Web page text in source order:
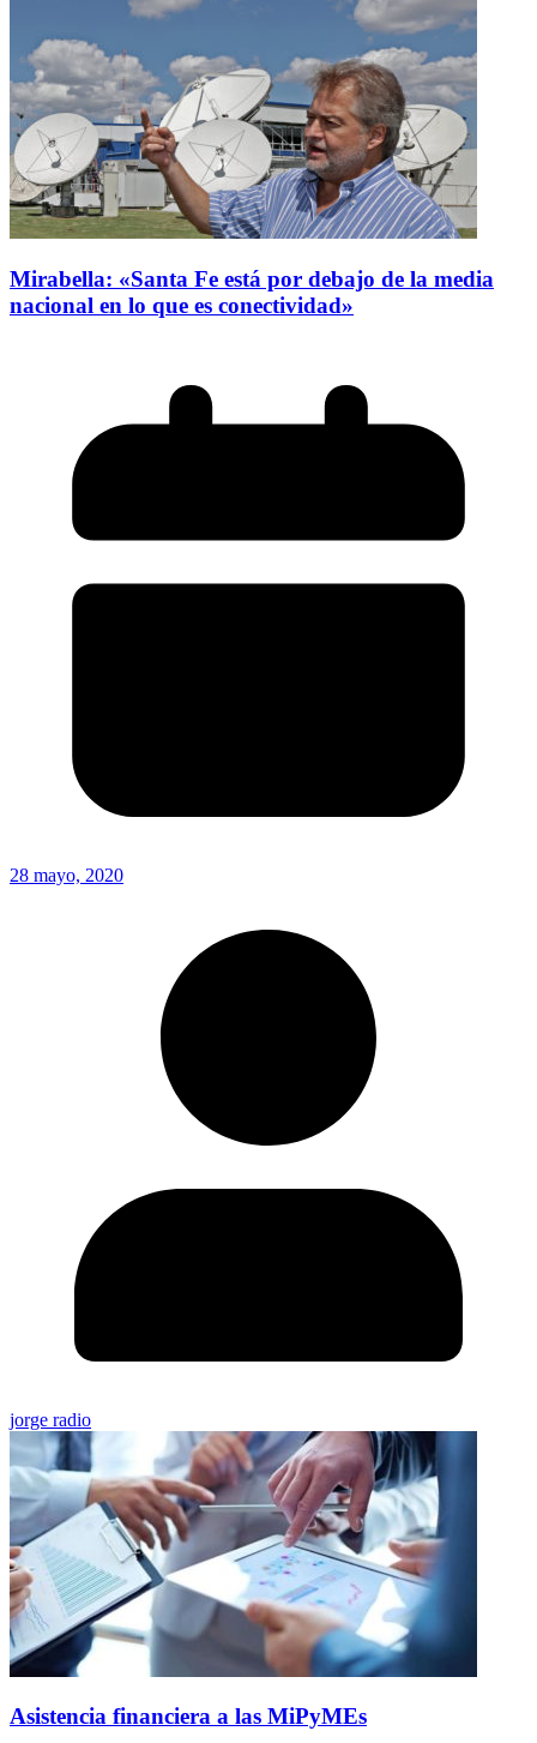
Mirabella: «Santa Fe está por debajo de la media
nacional en lo que es conectividad»
28 mayo, 2020
jorge radio
Asistencia financiera a las MiPyMEs